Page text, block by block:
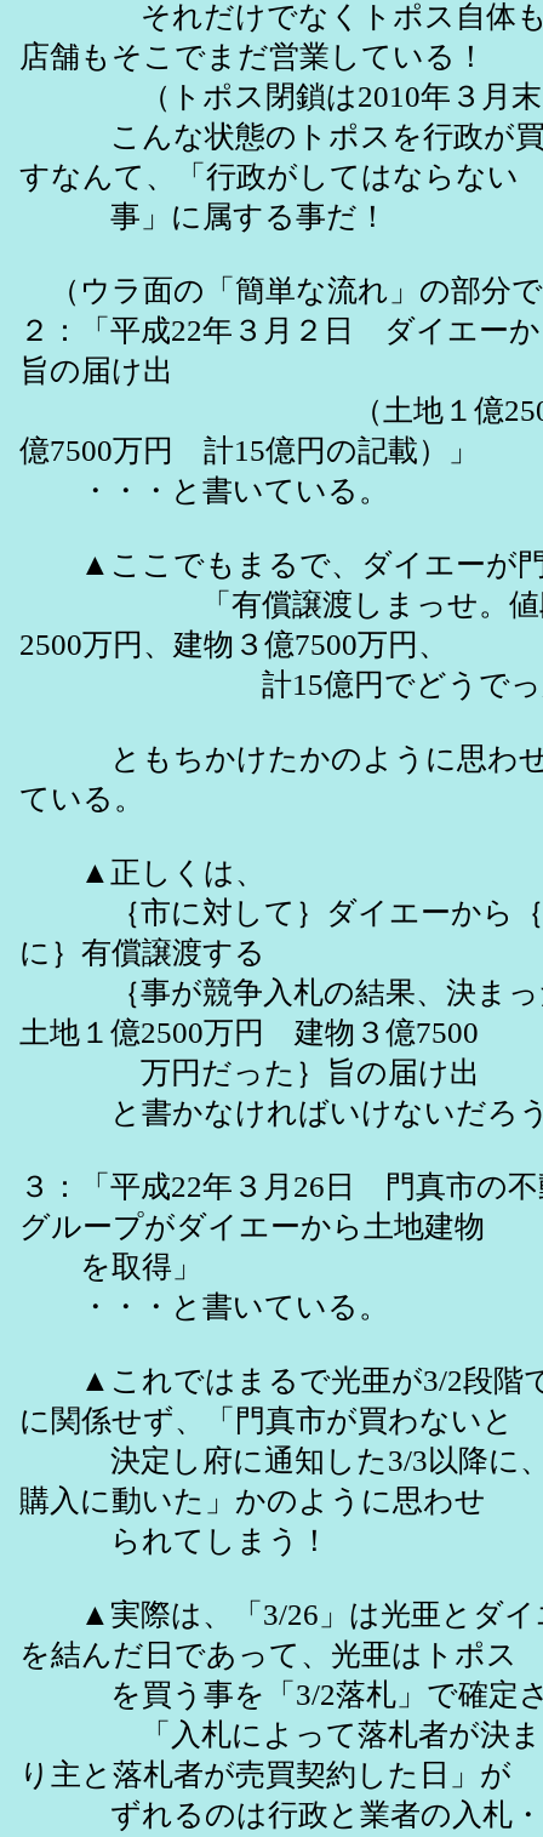
それだけでなくトポス自体も
店舗もそこでまだ営業している！
（トポス閉鎖は2010年３月末
こんな状態のトポスを行政が買
すなんて、「行政がしてはならない
事」に属する事だ！
（ウラ面の「簡単な流れ」の部分
２：「平成22年３月２日 ダイエー
旨の届け出
（土地１億2500万
億7500万円 計15億円の記載）」
・・・と書いている。
▲ここでもまるで、ダイエーが門
「有償譲渡しまっせ。値段
2500万円、建物３億7500万円、
計15億円でどうでっか
ともちかけたかのように思わせ
ている。
▲正しくは、
｛市に対して｝ダイエーから｛
に｝有償譲渡する
｛事が競争入札の結果、決まっ
土地１億2500万円 建物３億7500
万円だった｝旨の届け出
と書かなければいけないだろ
３：「平成22年３月26日 門真市の
グループがダイエーから土地建物
を取得」
・・・と書いている。
▲これではまるで光亜が3/2段階
に関係せず、「門真市が買わないと
決定し府に通知した3/3以降に、
購入に動いた」かのように思わせ
られてしまう！
▲実際は、「3/26」は光亜とダイ
を結んだ日であって、光亜はトポス
を買う事を「3/2落札」で確定
「入札によって落札者が決ま
り主と落札者が売買契約した日」が
ずれるのは行政と業者の入札・